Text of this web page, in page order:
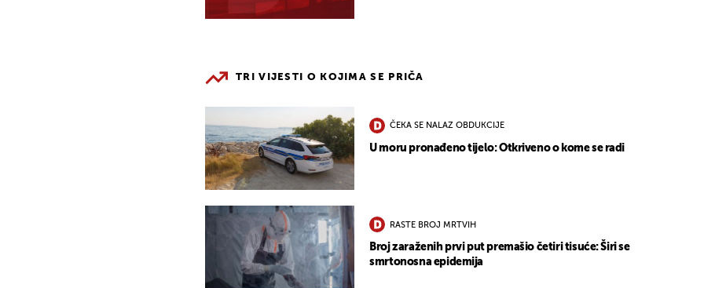
TRI VIJESTI O KOJIMA SE PRIČA
ČEKA SE NALAZ OBDUKCIJE
U moru pronađeno tijelo: Otkriveno o kome se radi
RASTE BROJ MRTVIH
Broj zaraženih prvi put premašio četiri tisuće: Širi se
smrtonosna epidemija